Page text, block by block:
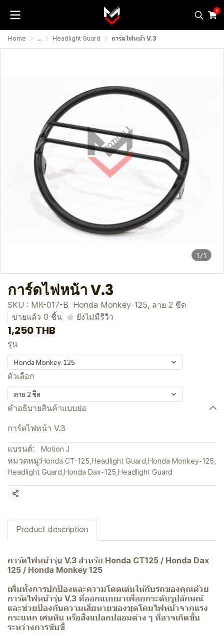
0
Home ... Headlight Guard การ์ดไฟหน้า V.3
1/1
การ์ดไฟหน้า V.3
SKU : MK-017-B Honda Monkey-125, ลาย 2 ขีด
ขายแล้ว 0 ชิ้น
ยังไม่มีรีวิว
1,250 THB
รุ่น
Honda Monkey-125
ตัวเลือก
ลาย 2 ขีด
คำอธิบายสินค้าแบบย่อ
การ์ดไฟหน้า V.3
แบรนด์: Motion J
หมวดหมู่:Honda CT-125 Headlight Guard Honda Monkey-125
Headlight Guard Honda Dax-125 Headlight Guard
แชร์
Product description
การ์ดไฟหน้ารุ่น V.3 สำหรับ Honda CT125 / Honda Dax
125 / Honda Monkey 125
เพิ่มทั้งการปกป้องและความโดดเด่นให้กับรถของคุณด้วย
การ์ดไฟหน้ารุ่น V.3 ที่ออกแบบมาเพื่อยกระดับรูปลักษณ์
และช่วยป้องกันความเสียหายของชุดโคมไฟหน้าจากแรง
กระแทก เศษหิน หรือสิ่งแปลกปลอมต่าง ๆ ที่อาจเกิดขึ้น
ระหว่างการขับขี่